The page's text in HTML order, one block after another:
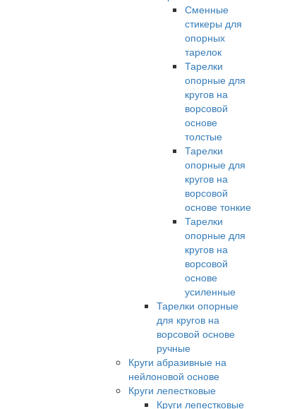
Сменные
стикеры для
опорных
тарелок
Тарелки
опорные для
кругов на
ворсовой
основе
толстые
Тарелки
опорные для
кругов на
ворсовой
основе тонкие
Тарелки
опорные для
кругов на
ворсовой
основе
усиленные
Тарелки опорные
для кругов на
ворсовой основе
ручные
Круги абразивные на
нейлоновой основе
Круги лепестковые
Круги лепестковые